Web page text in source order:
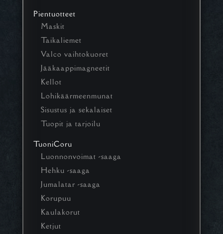
Pientuotteet
Maskit
Taikaliemet
Valco vaihtokuoret
Jääkaappimagneetit
Kellot
Lohikäärmeenmunat
Sisustus ja sekalaiset
Tuopit ja tarjoilu
TuoniCoru
Luonnonvoimat -saaga
Hehku -saaga
Jumalatar -saaga
Korupuu
Kaulakorut
Ketjut